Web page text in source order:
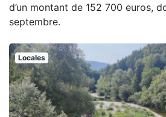
d’un montant de 152 700 euros,
septembre.
Locales